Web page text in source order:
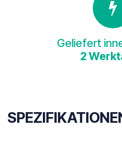
Geliefert
2